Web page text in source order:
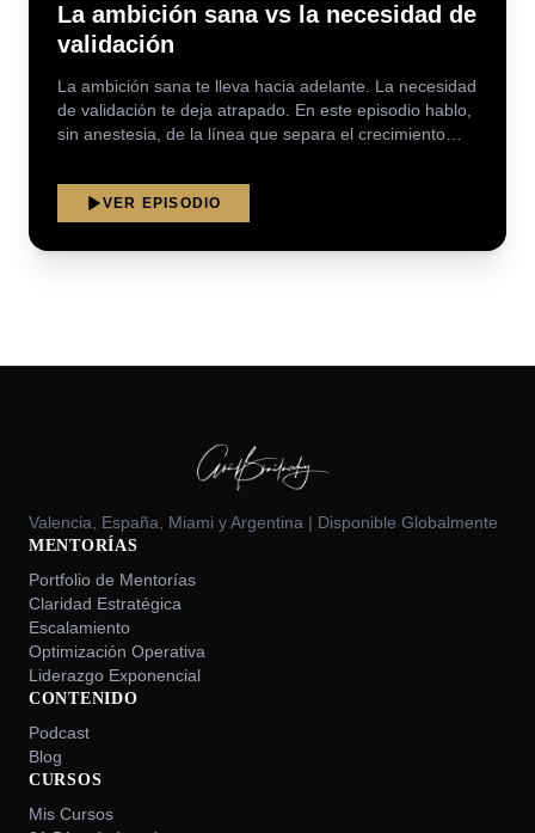
La ambición sana vs la necesidad de
validación
La ambición sana te lleva hacia adelante. La necesidad
de validación te deja atrapado. En este episodio hablo,
sin anestesia, de la línea que separa el crecimiento
productividad.
VER EPISODIO
Valencia, España, Miami y Argentina | Disponible Globalmente
MENTORÍAS
Portfolio de Mentorías
Claridad Estratégica
Escalamiento
Optimización Operativa
Liderazgo Exponencial
CONTENIDO
Podcast
Blog
CURSOS
Mis Cursos